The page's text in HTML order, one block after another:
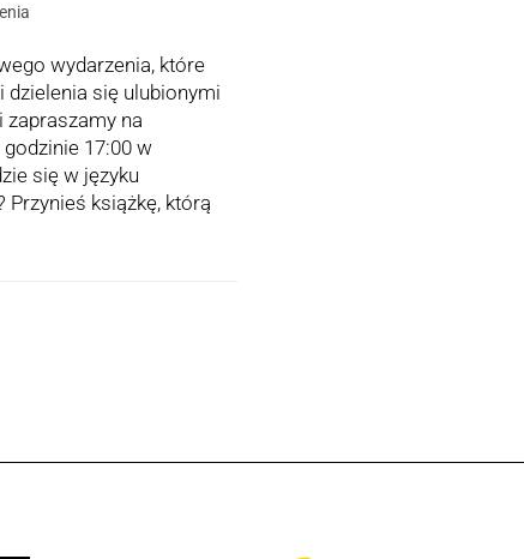
wydarzenia, które
dzielenia się ulubionymi
zapraszamy na
17:00 w
się w języku
Przynieś książkę, którą